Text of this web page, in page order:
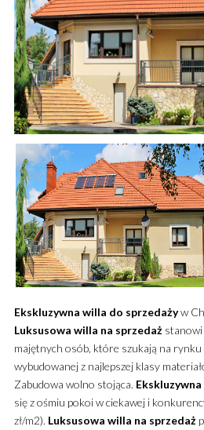
Ekskluzywna willa do sprzedażyw
Luksusowa willa na sprzedażstanowi
majętnych osób, które szukają na
wybudowanej z najlepszej klasy
Zabudowa wolno stojąca. Ekskluzywna
się z ośmiu pokoi w ciekawej i
zł/m2). Luksusowa willa na sprzedaż